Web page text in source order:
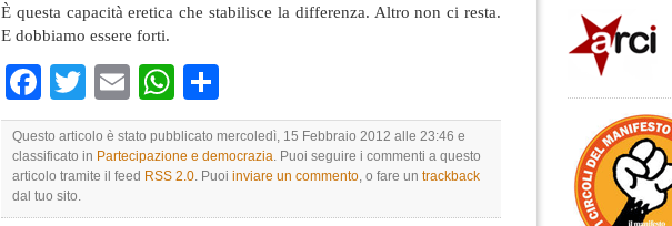
È questa capacità eretica che stabilisce la differenza. Altro non ci resta.
E dobbiamo essere forti.
Facebook
TwitterEmailWhatsApp
Questo articolo è stato pubblicato mercoledì, 15 Febbraio 2012 alle 23:46 e
classificato in Partecipazione e democrazia. Puoi seguire i commenti a questo
articolo tramite il feed RSS 2.0. Puoi inviare un commento, o fare un trackback
dal tuo sito.